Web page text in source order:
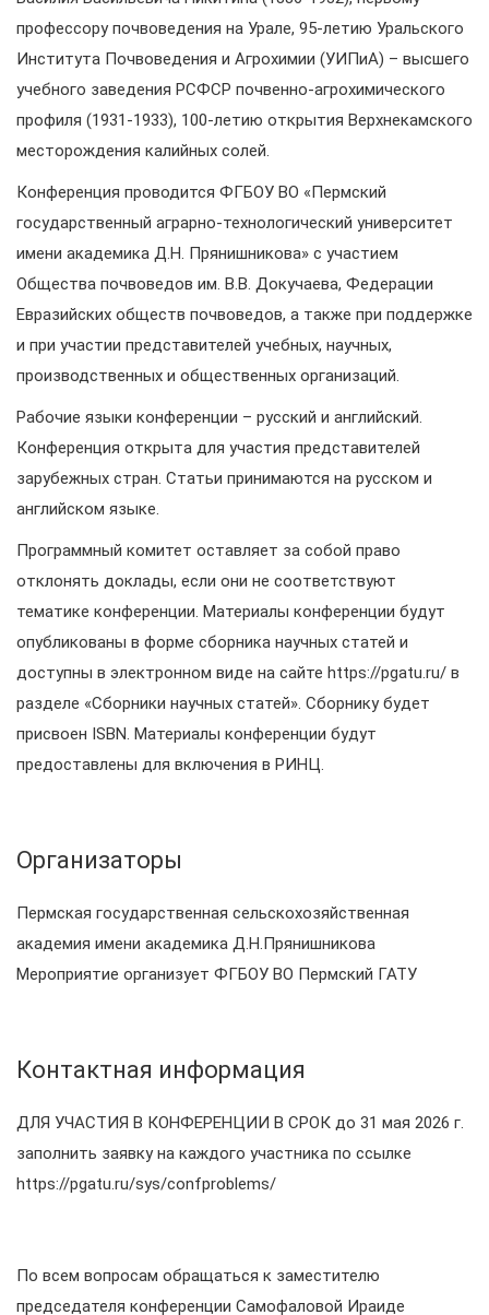
профессору почвоведения на Урале, 95-летию Уральского
Института Почвоведения и Агрохимии (УИПиА) – высшего
учебного заведения РСФСР почвенно-агрохимического
профиля (1931-1933), 100-летию открытия Верхнекамского
месторождения калийных солей.
Конференция проводится ФГБОУ ВО «Пермский
государственный аграрно-технологический университет
имени академика Д.Н. Прянишникова» с участием
Общества почвоведов им. В.В. Докучаева, Федерации
Евразийских обществ почвоведов, а также при поддержке
и при участии представителей учебных, научных,
производственных и общественных организаций.
Рабочие языки конференции – русский и английский.
Конференция открыта для участия представителей
зарубежных стран. Статьи принимаются на русском и
английском языке.
Программный комитет оставляет за собой право
отклонять доклады, если они не соответствуют
тематике конференции. Материалы конференции будут
опубликованы в форме сборника научных статей и
доступны в электронном виде на сайте https://pgatu.ru/ в
разделе «Сборники научных статей». Сборнику будет
присвоен ISBN. Материалы конференции будут
предоставлены для включения в РИНЦ.
Организаторы
Пермская государственная сельскохозяйственная
академия имени академика Д.Н.Прянишникова
Мероприятие организует ФГБОУ ВО Пермский ГАТУ
Контактная информация
ДЛЯ УЧАСТИЯ В КОНФЕРЕНЦИИ В СРОК до 31 мая 2026 г.
заполнить заявку на каждого участника по ссылке
https://pgatu.ru/sys/confproblems/
По всем вопросам обращаться к заместителю
председателя конференции Самофаловой Ираиде